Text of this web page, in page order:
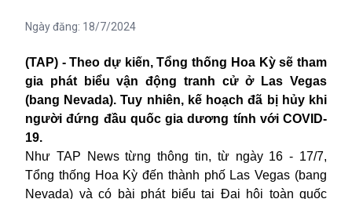
Ngày đăng: 18/7/2024
(TAP) - Theo dự kiến, Tổng thống Hoa Kỳ sẽ tham
gia phát biểu vận động tranh cử ở Las Vegas
(bang Nevada). Tuy nhiên, kế hoạch đã bị hủy khi
người đứng đầu quốc gia dương tính với COVID-
19.
Như TAP News từng thông tin, từ ngày 16 - 17/7,
Tổng thống Hoa Kỳ đến thành phố Las Vegas (bang
Nevada) và có bài phát biểu tại Đại hội toàn quốc